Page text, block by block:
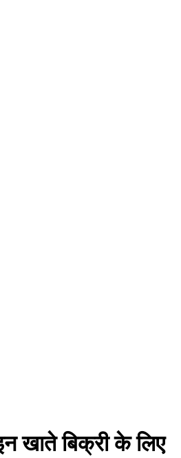
खाते बिक्री के लिए